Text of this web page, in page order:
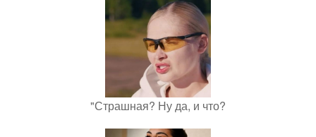
"Страшная? Ну да, и что?